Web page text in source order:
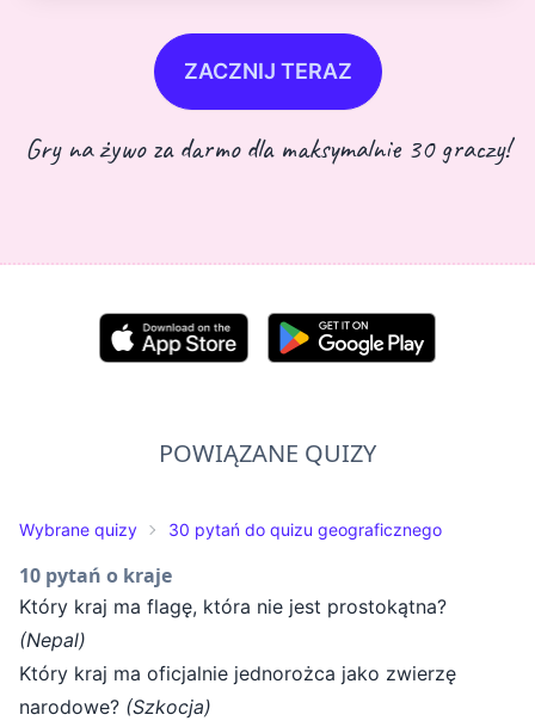
ZACZNIJ TERAZ
Gry na żywo za darmo dla maksymalnie 30 graczy!
POWIĄZANE QUIZY
Wybrane quizy 30 pytań do quizu geograficznego
10 pytań o kraje
Który kraj ma flagę, która nie jest prostokątna?
(Nepal)
Który kraj ma oficjalnie jednorożca jako zwierzę
narodowe? (Szkocja)